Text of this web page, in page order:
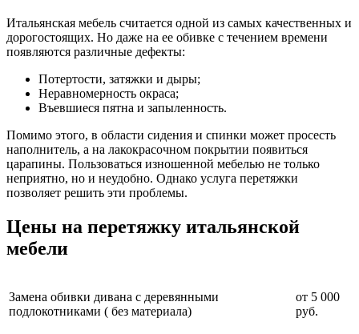
Итальянская мебель считается одной из самых качественных и
дорогостоящих. Но даже на ее обивке с течением времени
появляются различные дефекты:
Потертости, затяжки и дыры;
Неравномерность окраса;
Въевшиеся пятна и запыленность.
Помимо этого, в области сидения и спинки может просесть
наполнитель, а на лакокрасочном покрытии появиться
царапины. Пользоваться изношенной мебелью не только
неприятно, но и неудобно. Однако услуга перетяжки
позволяет решить эти проблемы.
Цены на перетяжку итальянской
мебели
Замена обивки дивана с деревянными
подлокотниками ( без материала)
от 5 000
руб.